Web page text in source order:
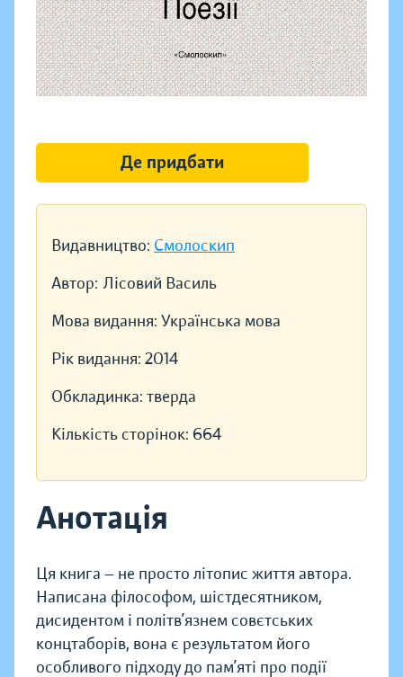
Видавництво: Смолоскип
Автор: Лісовий Василь
Мова видання: Українська мова
Рік видання: 2014
Обкладинка: тверда
Кількість сторінок: 664
Анотація
Ця книга — не просто літопис життя автора.
Написана філософом, шістдесятником,
дисидентом і політв’язнем совєтських
концтаборів, вона є результатом його
особливого підходу до пам’яті про події
Де придбати